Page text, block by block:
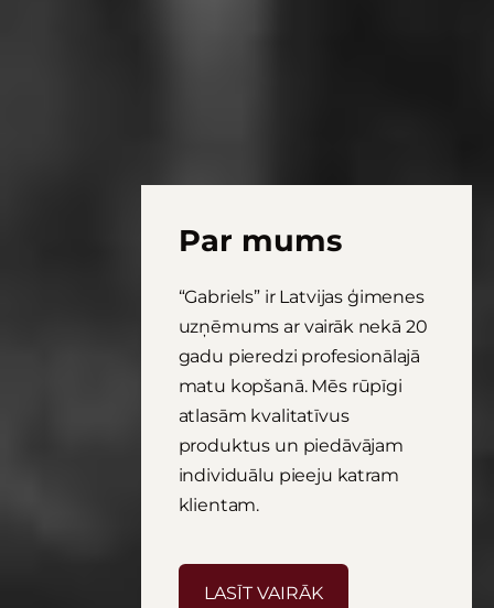
Par mums
“Gabriels” ir Latvijas ģimenes
uzņēmums ar vairāk nekā 20
gadu pieredzi profesionālajā
matu kopšanā. Mēs rūpīgi
atlasām kvalitatīvus
produktus un piedāvājam
individuālu pieeju katram
klientam.
​LASĪT VAIRĀK​